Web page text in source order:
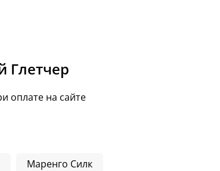
Глетчер
оплате на сайте
Маренго Силк